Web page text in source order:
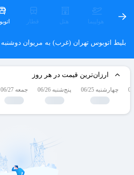
هواپیما هتل قطار
بلیط اتوبوس تهران (غرب) به مریوان دوشنبه 19 مرداد
ارزان‌ترین قیمت در هر روز
چهارشنبه 06/25 پنج‌شنبه 06/26 جمعه 06/27